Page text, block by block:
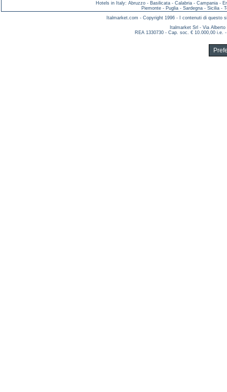
Hotels in Italy: Abruzzo - Basilicata - Calabria - Campania -
Piemonte- Puglia- Sardegna- Sicilia-
Italmarket.com - Copyright 1996 - I contenuti di questo
Italmarket Srl - Via
REA 1330730 - Cap. soc. € 10.000,00 i.e.